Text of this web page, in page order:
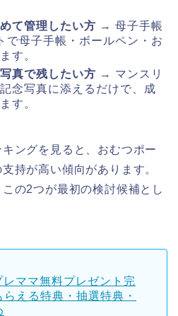
て管理したい方 → 母子手帳
で母子手帳・ボールペン・お
す。
真で残したい方 → マンスリ
念写真に添えるだけで、成
す。
ングを見ると、おむつポー
持が高い傾向があります。
の2つが最初の検討候補とし
レママ無料プレゼント完
える特典・抽選特典・